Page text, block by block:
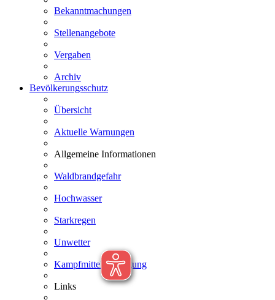
Bekanntmachungen
Stellenangebote
Vergaben
Archiv
Bevölkerungsschutz
Übersicht
Aktuelle Warnungen
Allgemeine Informationen
Waldbrandgefahr
Hochwasser
Starkregen
Unwetter
Kampfmittelbeseitigung
Links